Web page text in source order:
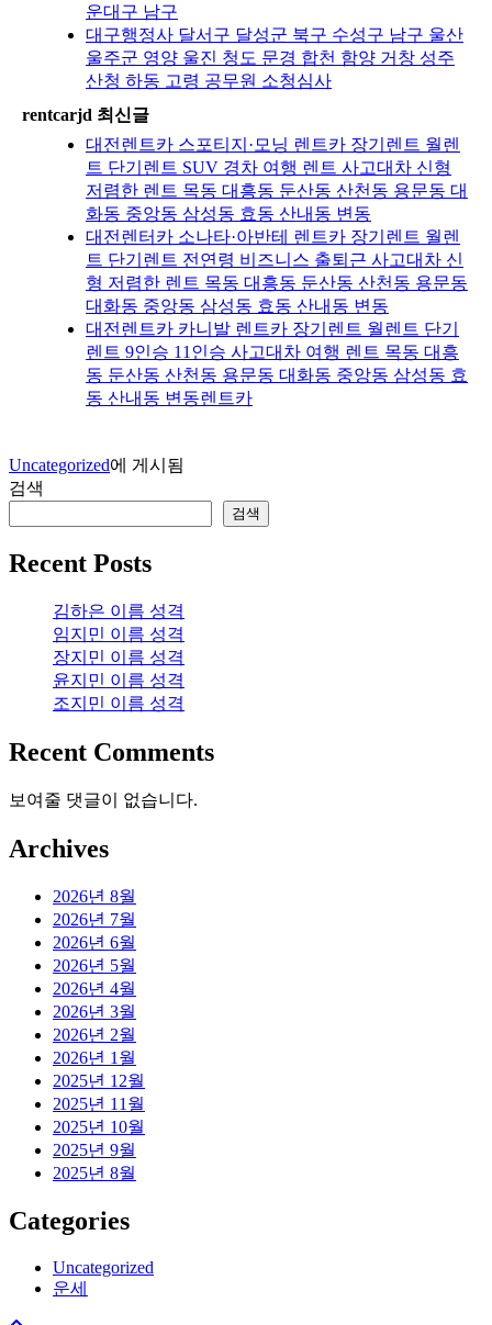
운대구 남구
대구행정사 달서구 달성군 북구 수성구 남구 울산
울주군 영양 울진 청도 문경 합천 함양 거창 성주
산청 하동 고령 공무원 소청심사
rentcarjd 최신글
대전렌트카 스포티지·모닝 렌트카 장기렌트 월렌
트 단기렌트 SUV 경차 여행 렌트 사고대차 신형
저렴한 렌트 목동 대흥동 둔산동 산천동 용문동 대
화동 중앙동 삼성동 효동 산내동 변동
대전렌터카 소나타·아반테 렌트카 장기렌트 월렌
트 단기렌트 전연령 비즈니스 출퇴근 사고대차 신
형 저렴한 렌트 목동 대흥동 둔산동 산천동 용문동
대화동 중앙동 삼성동 효동 산내동 변동
대전렌트카 카니발 렌트카 장기렌트 월렌트 단기
렌트 9인승 11인승 사고대차 여행 렌트 목동 대흥
동 둔산동 산천동 용문동 대화동 중앙동 삼성동 효
동 산내동 변동렌트카
Uncategorized에 게시됨
검색
검색
Recent Posts
김하은 이름 성격
임지민 이름 성격
장지민 이름 성격
윤지민 이름 성격
조지민 이름 성격
Recent Comments
보여줄 댓글이 없습니다.
Archives
2026년 8월
2026년 7월
2026년 6월
2026년 5월
2026년 4월
2026년 3월
2026년 2월
2026년 1월
2025년 12월
2025년 11월
2025년 10월
2025년 9월
2025년 8월
Categories
Uncategorized
운세